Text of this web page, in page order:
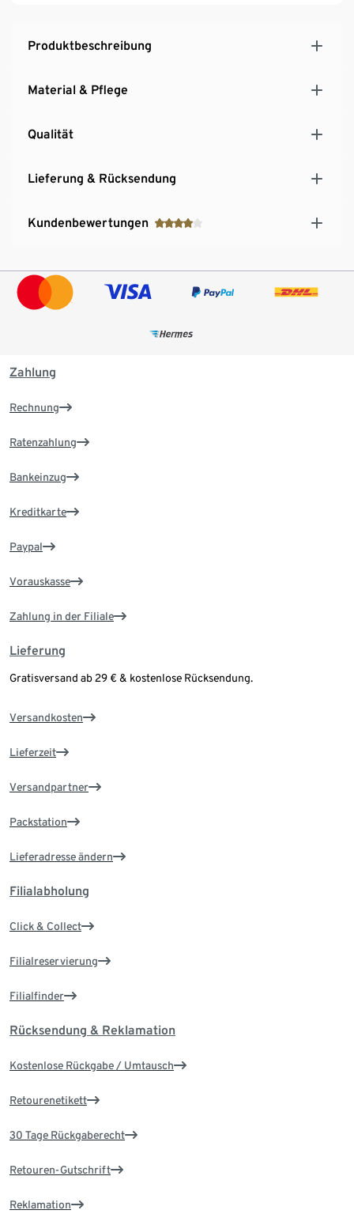
Produktbeschreibung
Material & Pflege
Qualität
Lieferung & Rücksendung
Kundenbewertungen
Zahlung
Rechnung
Ratenzahlung
Bankeinzug
Kreditkarte
Paypal
Vorauskasse
Zahlung in der Filiale
Lieferung
Gratisversand ab 29 € & kostenlose Rücksendung.
Versandkosten
Lieferzeit
Versandpartner
Packstation
Lieferadresse ändern
Filialabholung
Click & Collect
Filialreservierung
Filialfinder
Rücksendung & Reklamation
Kostenlose Rückgabe / Umtausch
Retourenetikett
30 Tage Rückgaberecht
Retouren-Gutschrift
Reklamation